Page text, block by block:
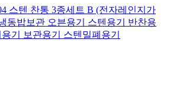
스텐 찬통 3종세트 B (전자레인지가
동밥보관 오븐용기 스텐용기 반찬용
기 보관용기 스텐밀폐용기